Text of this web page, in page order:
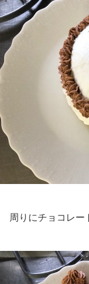
周りにチョコレー